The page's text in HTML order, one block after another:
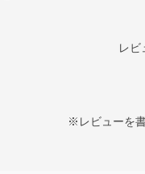
レビ
※レビューを